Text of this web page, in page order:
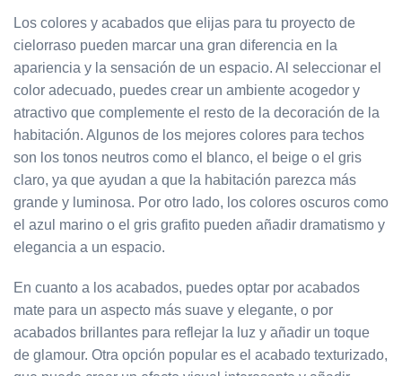
Los colores y acabados que elijas para tu proyecto de
cielorraso pueden marcar una gran diferencia en la
apariencia y la sensación de un espacio. Al seleccionar el
color adecuado, puedes crear un ambiente acogedor y
atractivo que complemente el resto de la decoración de la
habitación. Algunos de los mejores colores para techos
son los tonos neutros como el blanco, el beige o el gris
claro, ya que ayudan a que la habitación parezca más
grande y luminosa. Por otro lado, los colores oscuros como
el azul marino o el gris grafito pueden añadir dramatismo y
elegancia a un espacio.
En cuanto a los acabados, puedes optar por acabados
mate para un aspecto más suave y elegante, o por
acabados brillantes para reflejar la luz y añadir un toque
de glamour. Otra opción popular es el acabado texturizado,